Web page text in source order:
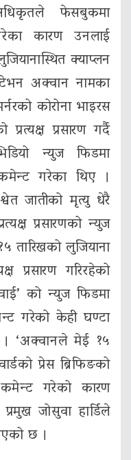
फेसबुकमा
कारण उनलाई
क्याप्लन
अक्वान नामका
कोरोना भाइरस
प्रसारण गर्दै
न्युज फिडमा
गरेका थिए ।
जातीको मृत्‍यु धेरै
प्रसारणको न्युज
लुजियाना
प्रसारण गरिरहेको
को न्युज फिडमा
गरेको केही घण्टा
। ‘अक्वानले मेई १५
प्रेस ब्रिफिङको
कमेन्ट गरेको कारण
जोसुवा हार्डिले
छ ।